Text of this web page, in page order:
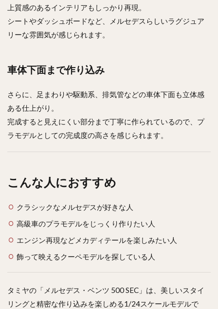
上質感のあるインテリアもしっかり再現。
シートやダッシュボードなど、メルセデスらしいラグジュア
リーな雰囲気が感じられます。
車体下面まで作り込み
さらに、足まわりや駆動系、排気管などの車体下面も立体感
ある仕上がり。
完成すると見えにくい部分まで丁寧に作られているので、プ
ラモデルとしての完成度の高さを感じられます。
こんな人におすすめ
クラシックなメルセデスが好きな人
高級車のプラモデルをじっくり作りたい人
エンジン再現などメカディテールを楽しみたい人
飾って映えるクーペモデルを探している人
タミヤの「メルセデス・ベンツ 500 SEC」は、美しいスタイ
リングと精密な作り込みを楽しめる1/24スケールモデルで